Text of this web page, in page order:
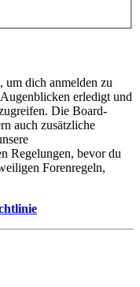
um dich anmelden zu
erledigt und
Die Board-
auch zusätzliche
Regelungen, bevor du
Forenregeln,